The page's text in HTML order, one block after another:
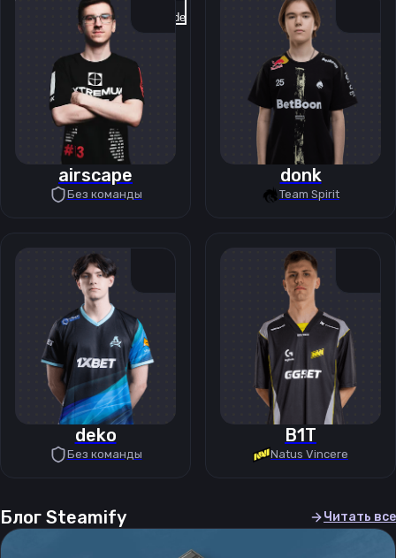
Previous slide Next slide
airscape
Без команды
donk
Team Spirit
deko
Без команды
B1T
Natus Vincere
Блог Steamify Читать все